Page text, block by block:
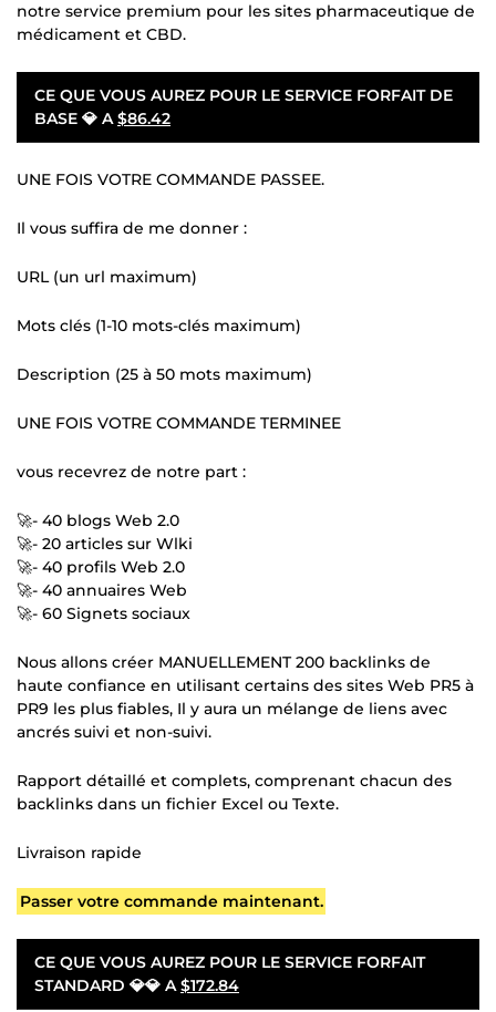
notre service premium pour les sites pharmaceutique de
médicament et CBD.
CE QUE VOUS AUREZ POUR LE SERVICE FORFAIT DE
BASE 💎 A$86.42
UNE FOIS VOTRE COMMANDE PASSEE.
Il vous suffira de me donner :
URL (un url maximum)
Mots clés (1-10 mots-clés maximum)
Description (25 à 50 mots maximum)
UNE FOIS VOTRE COMMANDE TERMINEE
vous recevrez de notre part :
🚀- 40 blogs Web 2.0
🚀- 20 articles sur Wlki
🚀- 40 profils Web 2.0
🚀- 40 annuaires Web
🚀- 60 Signets sociaux
Nous allons créer MANUELLEMENT 200 backlinks de
haute confiance en utilisant certains des sites Web PR5 à
PR9 les plus fiables, Il y aura un mélange de liens avec
ancrés suivi et non-suivi.
Rapport détaillé et complets, comprenant chacun des
backlinks dans un fichier Excel ou Texte.
Livraison rapide
Passer votre commande maintenant.
CE QUE VOUS AUREZ POUR LE SERVICE FORFAIT
STANDARD 💎💎 A$172.84